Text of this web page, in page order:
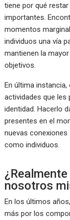
tiene por qué
importantes.
momentos
individuos una vía
mantienen la
objetivos.
En última
actividades que les
identidad. Hacerlo
presentes en el
nuevas
como individuos.
nosotros
En los últimos
más por los